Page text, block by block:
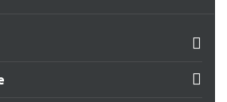

